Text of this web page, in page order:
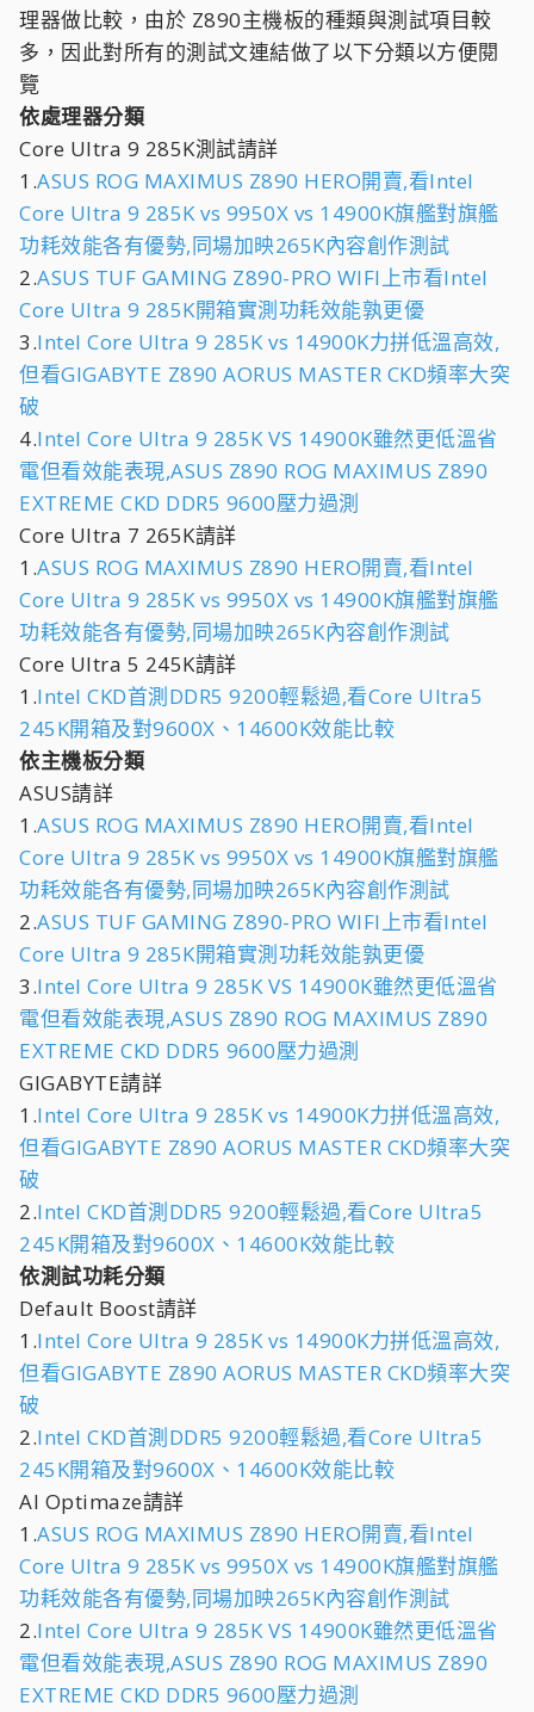
理器做比較，由於 Z890主機板的種類與測試項目較
多，因此對所有的測試文連結做了以下分類以方便閱
覽
依處理器分類
Core Ultra 9 285K測試請詳
1.ASUS ROG MAXIMUS Z890 HERO開賣,看Intel
Core Ultra 9 285K vs 9950X vs 14900K旗艦對旗艦
功耗效能各有優勢,同場加映265K內容創作測試
2.ASUS TUF GAMING Z890-PRO WIFI上市看Intel
Core Ultra 9 285K開箱實測功耗效能孰更優
3.Intel Core Ultra 9 285K vs 14900K力拼低溫高效,
但看GIGABYTE Z890 AORUS MASTER CKD頻率大突
破
4.Intel Core Ultra 9 285K VS 14900K雖然更低溫省
電但看效能表現,ASUS Z890 ROG MAXIMUS Z890
EXTREME CKD DDR5 9600壓力過測
Core Ultra 7 265K請詳
1.ASUS ROG MAXIMUS Z890 HERO開賣,看Intel
Core Ultra 9 285K vs 9950X vs 14900K旗艦對旗艦
功耗效能各有優勢,同場加映265K內容創作測試
Core Ultra 5 245K請詳
1.Intel CKD首測DDR5 9200輕鬆過,看Core Ultra5
245K開箱及對9600X、14600K效能比較
依主機板分類
ASUS請詳
1.ASUS ROG MAXIMUS Z890 HERO開賣,看Intel
Core Ultra 9 285K vs 9950X vs 14900K旗艦對旗艦
功耗效能各有優勢,同場加映265K內容創作測試
2.ASUS TUF GAMING Z890-PRO WIFI上市看Intel
Core Ultra 9 285K開箱實測功耗效能孰更優
3.Intel Core Ultra 9 285K VS 14900K雖然更低溫省
電但看效能表現,ASUS Z890 ROG MAXIMUS Z890
EXTREME CKD DDR5 9600壓力過測
GIGABYTE請詳
1.Intel Core Ultra 9 285K vs 14900K力拼低溫高效,
但看GIGABYTE Z890 AORUS MASTER CKD頻率大突
破
2.Intel CKD首測DDR5 9200輕鬆過,看Core Ultra5
245K開箱及對9600X、14600K效能比較
依測試功耗分類
Default Boost請詳
1.Intel Core Ultra 9 285K vs 14900K力拼低溫高效,
但看GIGABYTE Z890 AORUS MASTER CKD頻率大突
破
2.Intel CKD首測DDR5 9200輕鬆過,看Core Ultra5
245K開箱及對9600X、14600K效能比較
AI Optimaze請詳
1.ASUS ROG MAXIMUS Z890 HERO開賣,看Intel
Core Ultra 9 285K vs 9950X vs 14900K旗艦對旗艦
功耗效能各有優勢,同場加映265K內容創作測試
2.Intel Core Ultra 9 285K VS 14900K雖然更低溫省
電但看效能表現,ASUS Z890 ROG MAXIMUS Z890
EXTREME CKD DDR5 9600壓力過測